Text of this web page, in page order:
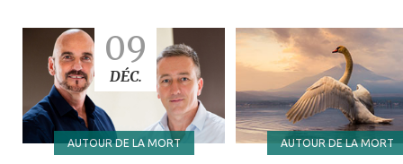
mes
favoris
AUTOUR DE LA MORT
09
DÉC.
à
mes
favoris
AUTOUR DE LA MORT